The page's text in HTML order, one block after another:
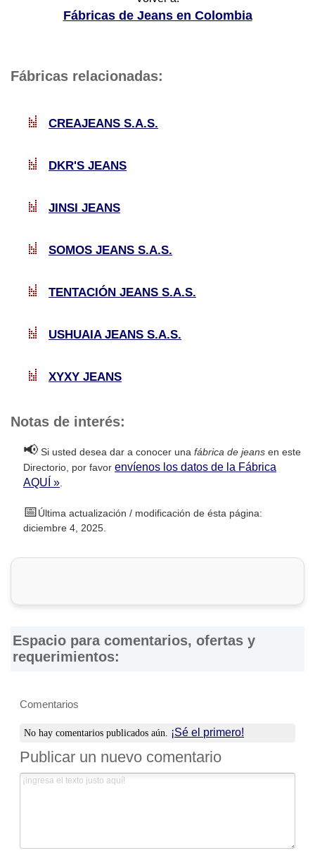
Fábricas de Jeans en Colombia
Fábricas relacionadas:
CREAJEANS S.A.S.
DKR'S JEANS
JINSI JEANS
SOMOS JEANS S.A.S.
TENTACIÓN JEANS S.A.S.
USHUAIA JEANS S.A.S.
XYXY JEANS
Notas de interés:
📢 Si usted desea dar a conocer una fábrica de jeans en este
Directorio, por favor envíenos los datos de la Fábrica
AQUÍ »
📅Última actualización / modificación de ésta página:
diciembre 4, 2025.
Espacio para comentarios, ofertas y
requerimientos:
Comentarios
No hay comentarios publicados aún. ¡Sé el primero!
Publicar un nuevo comentario